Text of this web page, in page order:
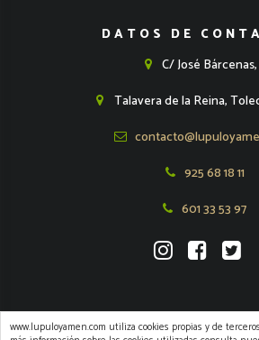
DATOS DE
C/ José
Talavera de la Reina,
925 68 18 11
601 33 53 97
www.lupuloyamen.com utiliza cookies propias y de